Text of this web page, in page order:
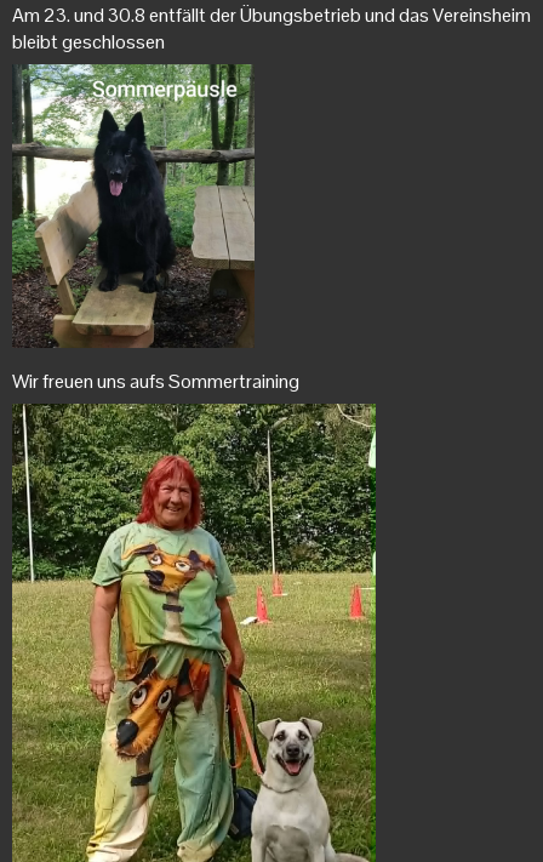
Am 23. und 30.8 entfällt der Übungsbetrieb und das Vereinsheim
bleibt geschlossen
Wir freuen uns aufs Sommertraining